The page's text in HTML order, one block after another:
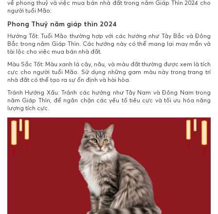
về phong thuỷ và việc mua bán nhà đất trong năm Giáp Thìn 2024 cho
người tuổi Mão:
Phong Thuỷ năm giáp thìn 2024
Hướng Tốt: Tuổi Mão thường hợp với các hướng như Tây Bắc và Đông
Bắc trong năm Giáp Thìn. Các hướng này có thể mang lại may mắn và
tài lộc cho việc mua bán nhà đất.
Màu Sắc Tốt: Màu xanh lá cây, nâu, và màu đất thường được xem là tích
cực cho người tuổi Mão. Sử dụng những gam màu này trong trang trí
nhà đất có thể tạo ra sự ổn định và hài hòa.
Tránh Hướng Xấu: Tránh các hướng như Tây Nam và Đông Nam trong
năm Giáp Thìn, để ngăn chặn các yếu tố tiêu cực và tối ưu hóa năng
lượng tích cực.